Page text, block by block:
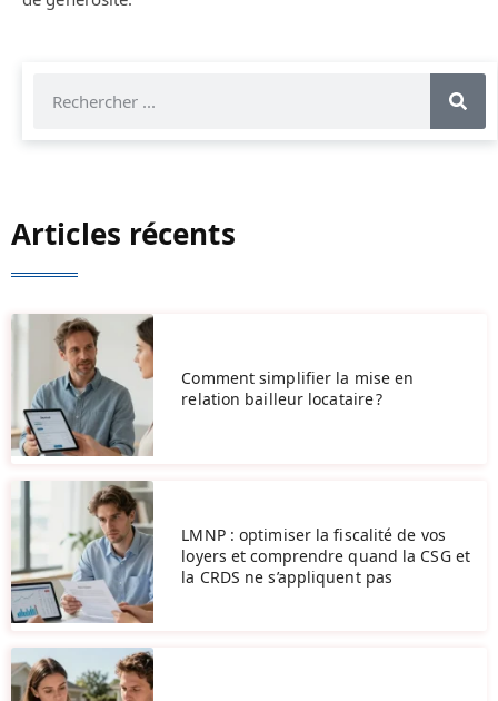
Articles récents
Comment simplifier la mise en
relation bailleur locataire ?
LMNP : optimiser la fiscalité de vos
loyers et comprendre quand la CSG et
la CRDS ne s’appliquent pas